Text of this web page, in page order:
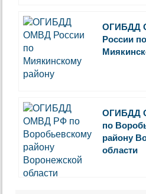
ОГИБДД
России по
ОГИБДД
по
району
области